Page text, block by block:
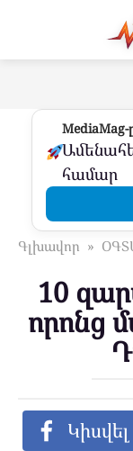
Перейти
контенту
MediaMag-
համար
Գլխավոր »
10
որոնց